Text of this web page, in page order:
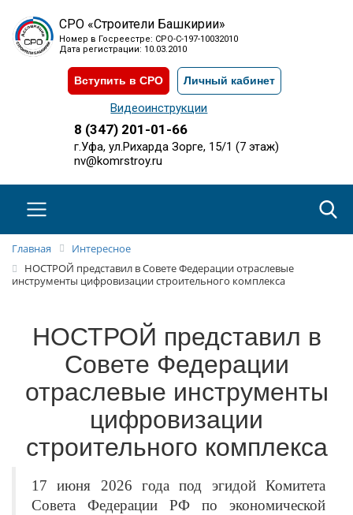
СРО «Строители Башкирии»
Номер в Госреестре: СРО-С-197-10032010
Дата регистрации: 10.03.2010
Вступить в СРО Личный кабинет
Видеоинструкции
8 (347) 201-01-66
г.Уфа, ул.Рихарда Зорге, 15/1 (7 этаж)
nv@komrstroy.ru
Главная
Интересное
НОСТРОЙ представил в Совете Федерации отраслевые
инструменты цифровизации строительного комплекса
НОСТРОЙ представил в
Совете Федерации
отраслевые инструменты
цифровизации
строительного комплекса
17 июня 2026 года под эгидой Комитета
Совета Федерации РФ по экономической